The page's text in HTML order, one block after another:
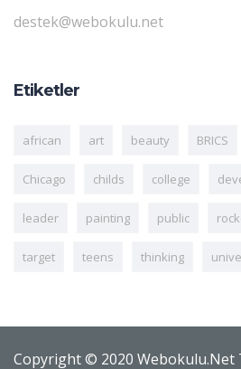
destek@webokulu.net
Etiketler
african art beauty BRICS
Chicago childs college
leader painting public
target teens thinking
Copyright © 2020 Webokulu.Net